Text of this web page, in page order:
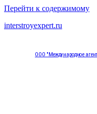
Перейти к содержимому
interstroyexpert.ru
ООО "Международное